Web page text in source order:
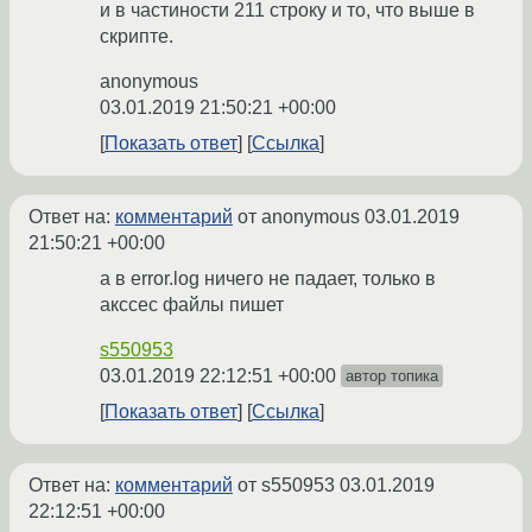
и в частиности 211 строку и то, что выше в
скрипте.
anonymous
03.01.2019 21:50:21 +00:00
Показать ответ
Ссылка
Ответ на: комментарий от anonymous 03.01.2019
21:50:21 +00:00
а в error.log ничего не падает, только в
акссес файлы пишет
s550953
03.01.2019 22:12:51 +00:00 автор топика
Показать ответ Ссылка
Ответ на: комментарий от s550953 03.01.2019
22:12:51 +00:00